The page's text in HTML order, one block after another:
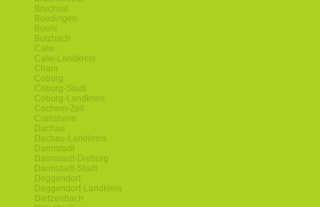
Bruchsal
Buedingen
Buehl
Butzbach
Calw
Calw-Landkreis
Cham
Coburg
Coburg-Stadt
Coburg-Landkreis
Cochem-Zell
Crailsheim
Dachau
Dachau-Landkreis
Darmstadt
Darmstadt-Dieburg
Darmstadt-Stadt
Deggendorf
Deggendorf-Landkreis
Dietzenbach